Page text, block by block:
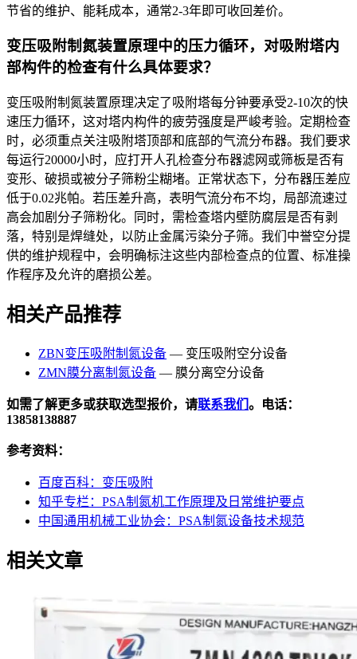
节省的维护、能耗成本，通常2-3年即可收回差价。
变压吸附制氮装置原理中的压力循环，对吸附塔内
部构件的检查有什么具体要求？
变压吸附制氮装置原理决定了吸附塔每分钟要承受2-10次的快
速压力循环，这对塔内构件的疲劳强度是严峻考验。定期检查
时，必须重点关注吸附塔顶部和底部的气流分布器。我们要求
每运行20000小时，应打开人孔检查分布器滤网或筛板是否有
变形、破损或被分子筛粉尘糊堵。正常状态下，分布器压差应
低于0.02兆帕。若压差升高，表明气流分布不均，局部流速过
高会加剧分子筛粉化。同时，需检查塔内壁防腐层是否有剥
落，特别是焊缝处，以防止金属污染分子筛。我们中誉空分提
供的维护规程中，会明确标注这些内部检查点的位置、标准操
作程序及允许的磨损公差。
相关产品推荐
ZBN变压吸附制氮设备 — 变压吸附空分设备
ZMN膜分离制氮设备 — 膜分离空分设备
如需了解更多或获取选型报价，请联系我们 。电话：
13858138887
参考资料：
百度百科：变压吸附
知乎专栏：PSA制氮机工作原理及日常维护要点
中国通用机械工业协会：PSA制氮设备技术规范
相关文章